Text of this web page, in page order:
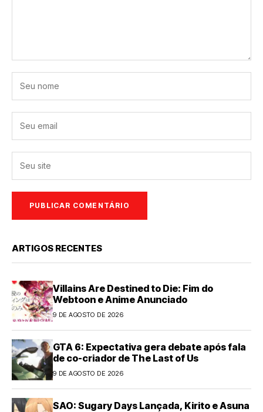
ARTIGOS RECENTES
Villains Are Destined to Die: Fim do
Webtoon e Anime Anunciado
9 DE AGOSTO DE 2026
GTA 6: Expectativa gera debate após fala
de co-criador de The Last of Us
9 DE AGOSTO DE 2026
SAO: Sugary Days Lançada, Kirito e Asuna